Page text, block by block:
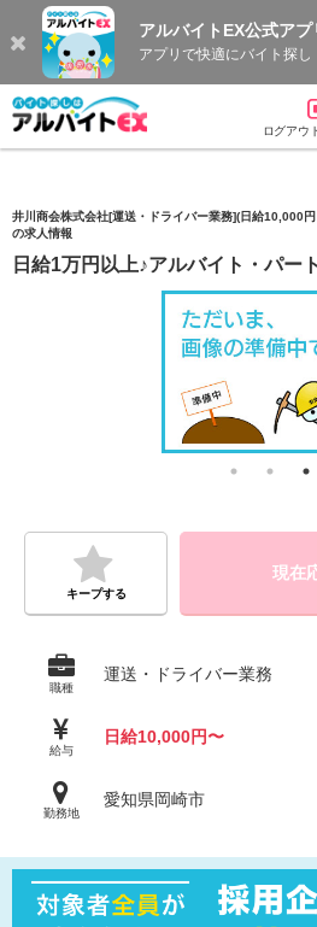
アルバイトEX公式アプ
アプリで快適にバイト探し
ログアウ
検索
井川商会株式会社[運送・ドライバー業務](日給10,000
の求人情報
日給1万円以上♪アルバイト・パー
キープする
現在
職種
運送・ドライバー業務
給与
日給10,000円〜
勤務地
愛知県岡崎市